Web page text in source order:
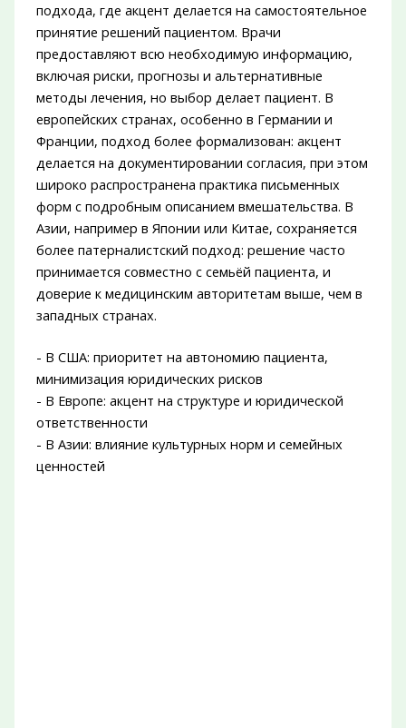
подхода, где акцент делается на самостоятельное
принятие решений пациентом. Врачи
предоставляют всю необходимую информацию,
включая риски, прогнозы и альтернативные
методы лечения, но выбор делает пациент. В
европейских странах, особенно в Германии и
Франции, подход более формализован: акцент
делается на документировании согласия, при этом
широко распространена практика письменных
форм с подробным описанием вмешательства. В
Азии, например в Японии или Китае, сохраняется
более патерналистский подход: решение часто
принимается совместно с семьёй пациента, и
доверие к медицинским авторитетам выше, чем в
западных странах.
- В США: приоритет на автономию пациента,
минимизация юридических рисков
- В Европе: акцент на структуре и юридической
ответственности
- В Азии: влияние культурных норм и семейных
ценностей